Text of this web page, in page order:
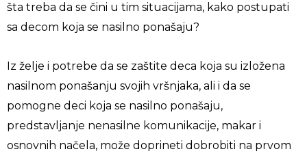
šta treba da se čini u tim situacijama, kako postupati
sa decom koja se nasilno ponašaju?
Iz želje i potrebe da se zaštite deca koja su izložena
nasilnom ponašanju svojih vršnjaka, ali i da se
pomogne deci koja se nasilno ponašaju,
predstavljanje nenasilne komunikacije, makar i
osnovnih načela, može doprineti dobrobiti na prvom